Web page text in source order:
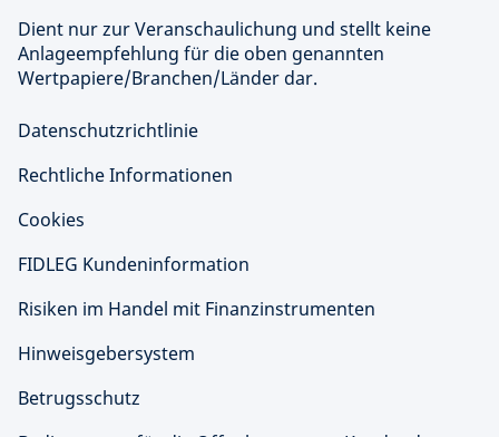
Dient nur zur Veranschaulichung und stellt keine
Anlageempfehlung für die oben genannten
Wertpapiere/Branchen/Länder dar.
Datenschutzrichtlinie
Rechtliche Informationen
Cookies
FIDLEG Kundeninformation
Risiken im Handel mit Finanzinstrumenten
Hinweisgebersystem
Betrugsschutz